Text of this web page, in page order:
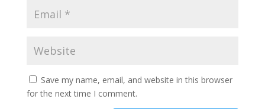
Save my name, email, and website in this browser
for the next time I comment.